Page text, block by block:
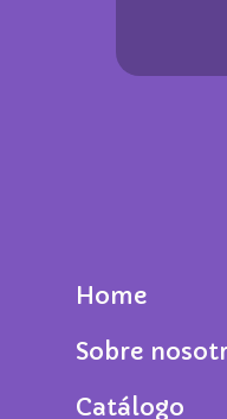
Home
Sobre
Catálogo